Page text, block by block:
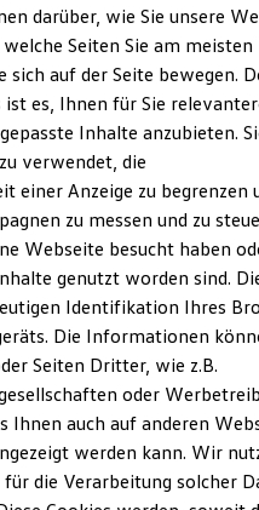
Modelle
und Updates
ID.
darüber, wie Sie unsere
Seiten Sie am meisten
sich auf der Seite bewegen.
ist es, Ihnen für Sie
Inhalte anzubieten.
verwendet, die
einer Anzeige zu begrenzen
zu messen und zu
Webseite besucht haben
genutzt worden sind.
Identifikation Ihres
Die Informationen
Seiten Dritter, wie z.B.
oder
Ihnen auch auf anderen
werden kann. Wir
die Verarbeitung solcher